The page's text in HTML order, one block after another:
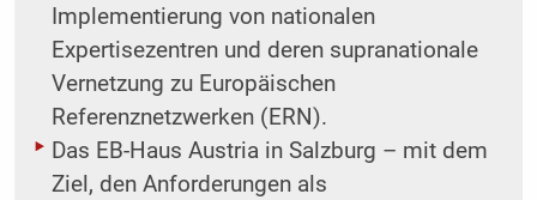
Implementierung von nationalen
Expertisezentren und deren supranationale
Vernetzung zu Europäischen
Referenznetzwerken (ERN).
Das EB-Haus Austria in Salzburg – mit dem
Ziel, den Anforderungen als